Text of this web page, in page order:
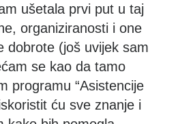
ušetala prvi put u taj
organiziranosti i one
dobrote (još uvijek sam
se kao da tamo
programu “Asistencije
ću sve znanje i